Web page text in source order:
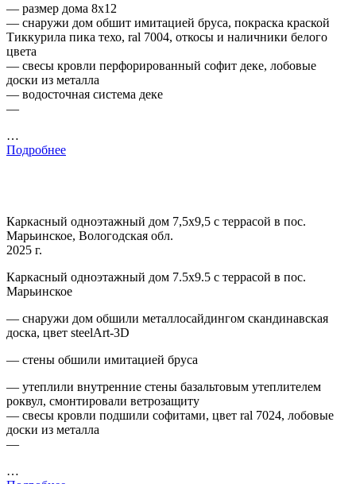
— размер дома 8х12
— снаружи дом обшит имитацией бруса, покраска краской
Тиккурила пика техо, ral 7004, откосы и наличники белого
цвета
— свесы кровли перфорированный софит деке, лобовые
доски из металла
— водосточная система деке
—
…
Подробнее
Каркасный одноэтажный дом 7,5х9,5 с террасой в пос.
Марьинское, Вологодская обл.
2025 г.
Каркасный одноэтажный дом 7.5х9.5 с террасой в пос.
Марьинское
— снаружи дом обшили металлосайдингом скандинавская
доска, цвет steelArt-3D
— стены обшили имитацией бруса
— утеплили внутренние стены базальтовым утеплителем
роквул, смонтировали ветрозащиту
— свесы кровли подшили софитами, цвет ral 7024, лобовые
доски из металла
—
…